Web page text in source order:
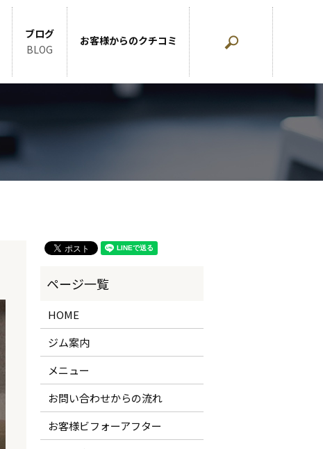
ブログ
BLOG
お客様からのクチコミ
search
HOME
ジム案内
メニュー
お問い合わせからの流れ
お客様ビフォーアフター